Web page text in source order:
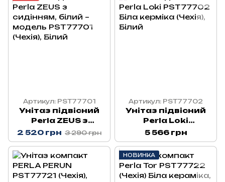
Артикул: PST77701
Унітаз підвісний
Perla ZEUS з
сидінням, білий –
модель PST77701
2 520 грн 3 290 грн
Артикул: PST77702
Унітаз підвісний
Perla Loki
PST77702 Біла
керміка (Чехія)
5 566 грн
НОВИНКА